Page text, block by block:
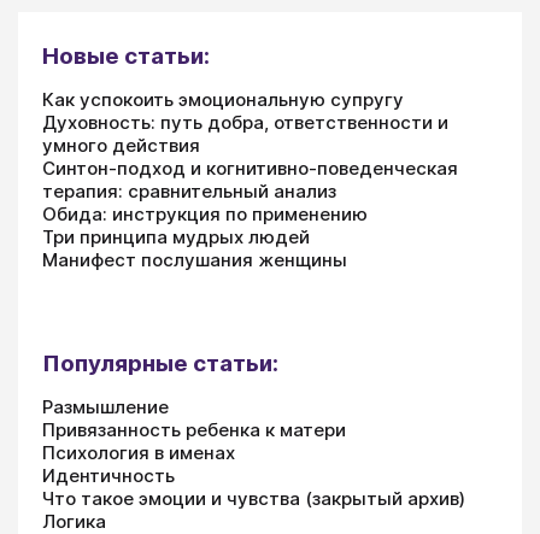
Новые статьи:
Как успокоить эмоциональную супругу
Духовность: путь добра, ответственности и
умного действия
Синтон-подход и когнитивно-поведенческая
терапия: сравнительный анализ
Обида: инструкция по применению
Три принципа мудрых людей
Манифест послушания женщины
Популярные статьи:
Размышление
Привязанность ребенка к матери
Психология в именах
Идентичность
Что такое эмоции и чувства (закрытый архив)
Логика